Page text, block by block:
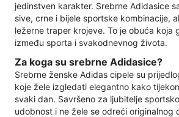
jedinstven karakter. Srebrne Adidasice
sive, crne i bijele sportske kombinacije,
ležerne traper krojeve. To je obuća koja
između sporta i svakodnevnog života.
Za koga su srebrne Adidasice?
Srebrne ženske Adidas cipele su
koje žele izgledati elegantno kako
svaki dan. Savršeno za ljubitelje
udobnost i ne žele se odreći originalnog